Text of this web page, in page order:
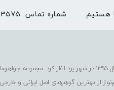
هستیم شماره تماس: 03536273575 |
است.
از بهترین گوهرهای اصل ایرانی و